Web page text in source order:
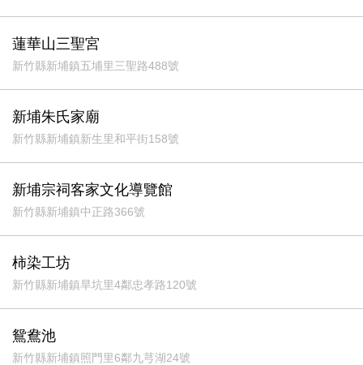
蓮華山三聖宮
新竹縣新埔鎮五埔里三聖路488號
新埔朱氏家廟
新竹縣新埔鎮新生里和平街158號
新埔宗祠客家文化導覽館
新竹縣新埔鎮中正路366號
柿染工坊
新竹縣新埔鎮旱坑里4鄰忠孝路120號
鴛鴦池
新竹縣新埔鎮照門里6鄰九芎湖24號